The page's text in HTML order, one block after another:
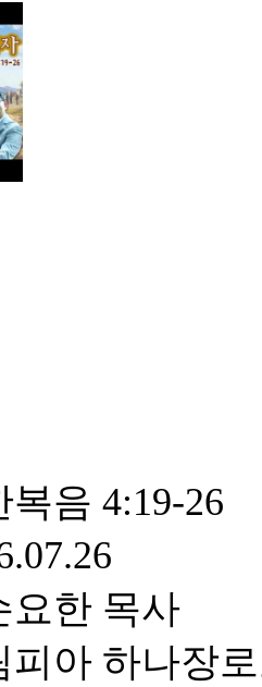
음 4:19-26
요한 목사
피아 하나장